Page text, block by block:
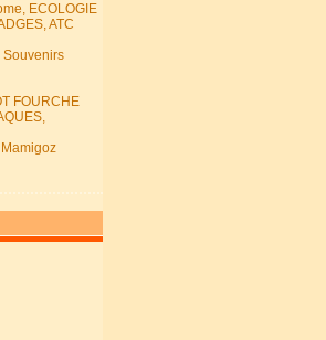
ECOLOGIE
ATC
Souvenirs
FOURCHE